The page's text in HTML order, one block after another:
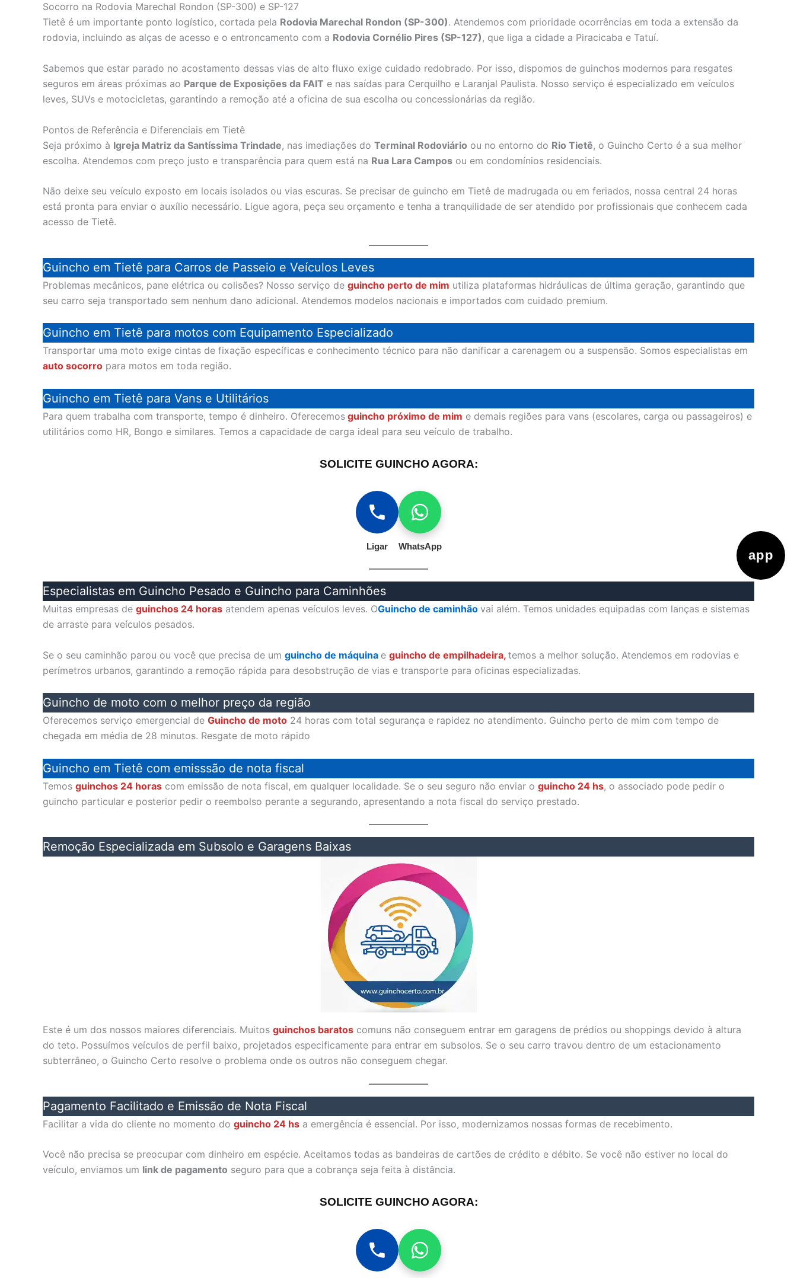
app
Socorro na Rodovia Marechal Rondon (SP-300) e SP-127
Tietê é um importante ponto logístico, cortada pela Rodovia Marechal Rondon (SP-300). Atendemos com prioridade ocorrências em toda a extensão da
rodovia, incluindo as alças de acesso e o entroncamento com a Rodovia Cornélio Pires (SP-127), que liga a cidade a Piracicaba e Tatuí.
Sabemos que estar parado no acostamento dessas vias de alto fluxo exige cuidado redobrado. Por isso, dispomos de guinchos modernos para resgates
seguros em áreas próximas ao Parque de Exposições da FAIT e nas saídas para Cerquilho e Laranjal Paulista. Nosso serviço é especializado em veículos
leves, SUVs e motocicletas, garantindo a remoção até a oficina de sua escolha ou concessionárias da região.
Pontos de Referência e Diferenciais em Tietê
Seja próximo à Igreja Matriz da Santíssima Trindade, nas imediações do Terminal Rodoviário ou no entorno do Rio Tietê, o Guincho Certo é a sua melhor
escolha. Atendemos com preço justo e transparência para quem está na Rua Lara Campos ou em condomínios residenciais.
Não deixe seu veículo exposto em locais isolados ou vias escuras. Se precisar de guincho em Tietê de madrugada ou em feriados, nossa central 24 horas
está pronta para enviar o auxílio necessário. Ligue agora, peça seu orçamento e tenha a tranquilidade de ser atendido por profissionais que conhecem cada
acesso de Tietê.
Guincho em Tietê para Carros de Passeio e Veículos Leves
Problemas mecânicos, pane elétrica ou colisões? Nosso serviço de guincho perto de mim utiliza plataformas hidráulicas de última geração, garantindo que
seu carro seja transportado sem nenhum dano adicional. Atendemos modelos nacionais e importados com cuidado premium.
Guincho em Tietê para motos com Equipamento Especializado
Transportar uma moto exige cintas de fixação específicas e conhecimento técnico para não danificar a carenagem ou a suspensão. Somos especialistas em
auto socorro para motos em toda região.
Guincho em Tietê para Vans e Utilitários
Para quem trabalha com transporte, tempo é dinheiro. Oferecemos guincho próximo de mim e demais regiões para vans (escolares, carga ou passageiros) e
utilitários como HR, Bongo e similares. Temos a capacidade de carga ideal para seu veículo de trabalho.
SOLICITE GUINCHO AGORA:
Ligar WhatsApp
Especialistas em Guincho Pesado e Guincho para Caminhões
Muitas empresas de guinchos 24 horas atendem apenas veículos leves. OGuincho de caminhão vai além. Temos unidades equipadas com lanças e sistemas
de arraste para veículos pesados.
Se o seu caminhão parou ou você que precisa de um guincho de máquina e guincho de empilhadeira, temos a melhor solução. Atendemos em rodovias e
perímetros urbanos, garantindo a remoção rápida para desobstrução de vias e transporte para oficinas especializadas.
Guincho de moto com o melhor preço da região
Oferecemos serviço emergencial de Guincho de moto 24 horas com total segurança e rapidez no atendimento. Guincho perto de mim com tempo de
chegada em média de 28 minutos. Resgate de moto rápido
Guincho em Tietê com emisssão de nota fiscal
Temos guinchos 24 horas com emissão de nota fiscal, em qualquer localidade. Se o seu seguro não enviar o guincho 24 hs, o associado pode pedir o
guincho particular e posterior pedir o reembolso perante a segurando, apresentando a nota fiscal do serviço prestado.
Remoção Especializada em Subsolo e Garagens Baixas
Este é um dos nossos maiores diferenciais. Muitos guinchos baratos comuns não conseguem entrar em garagens de prédios ou shoppings devido à altura
do teto. Possuímos veículos de perfil baixo, projetados especificamente para entrar em subsolos. Se o seu carro travou dentro de um estacionamento
subterrâneo, o Guincho Certo resolve o problema onde os outros não conseguem chegar.
Pagamento Facilitado e Emissão de Nota Fiscal
Facilitar a vida do cliente no momento do guincho 24 hs a emergência é essencial. Por isso, modernizamos nossas formas de recebimento.
Você não precisa se preocupar com dinheiro em espécie. Aceitamos todas as bandeiras de cartões de crédito e débito. Se você não estiver no local do
veículo, enviamos um link de pagamento seguro para que a cobrança seja feita à distância.
SOLICITE GUINCHO AGORA: